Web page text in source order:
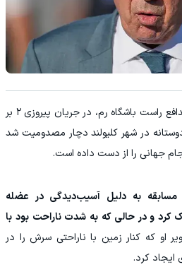
به گزارش "ورزش سه"، وسلی، مدافع راست باشگاه رم، در جریان پیروزی ۲ بر
در شهر کلیولند دچار مصدومیت شد
جهانی را از دست داده است.
وسلی ۲۳ ساله در دقیقه ۱۵ مسابقه به دلیل آسیب‌دیدگی در عضله
کرد و در حالی که به شدت ناراحت بود با
او که کنار زمین با ناراحتی سرش را در
ایجاد کرد.